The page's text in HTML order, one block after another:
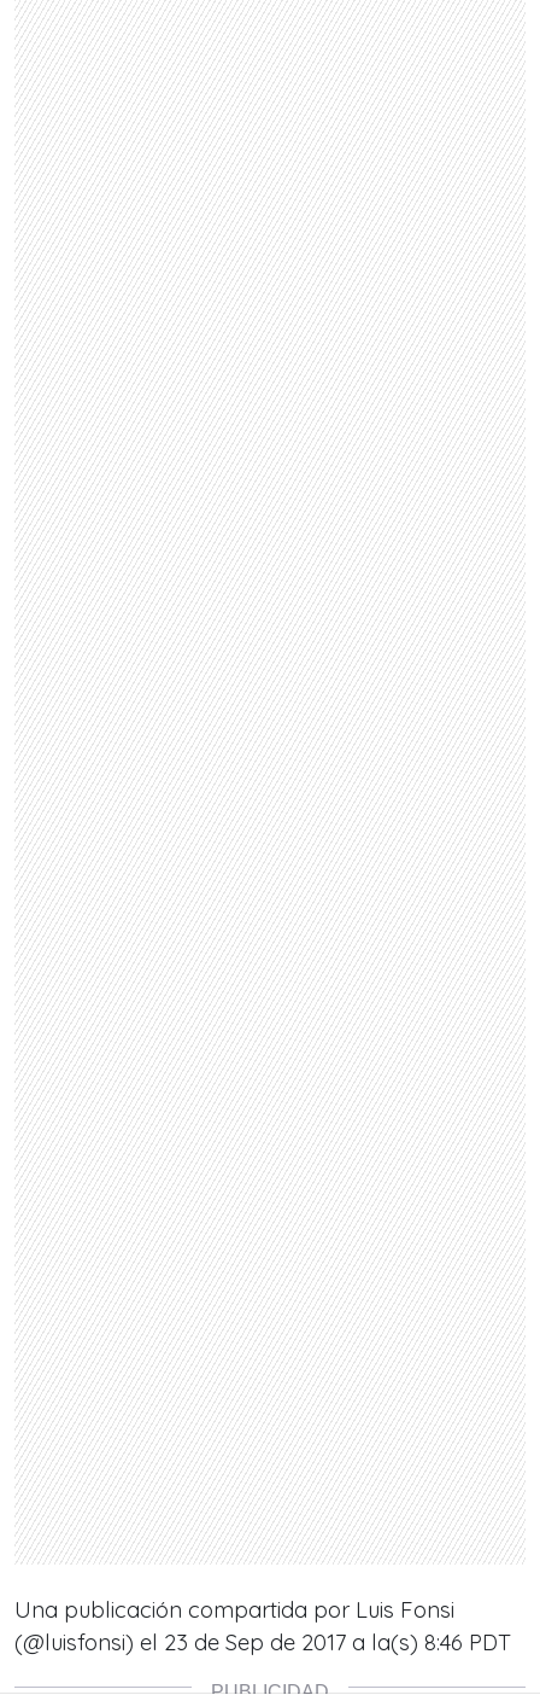
Una publicación compartida por Luis Fonsi
(@luisfonsi) el 23 de Sep de 2017 a la(s) 8:46 PDT